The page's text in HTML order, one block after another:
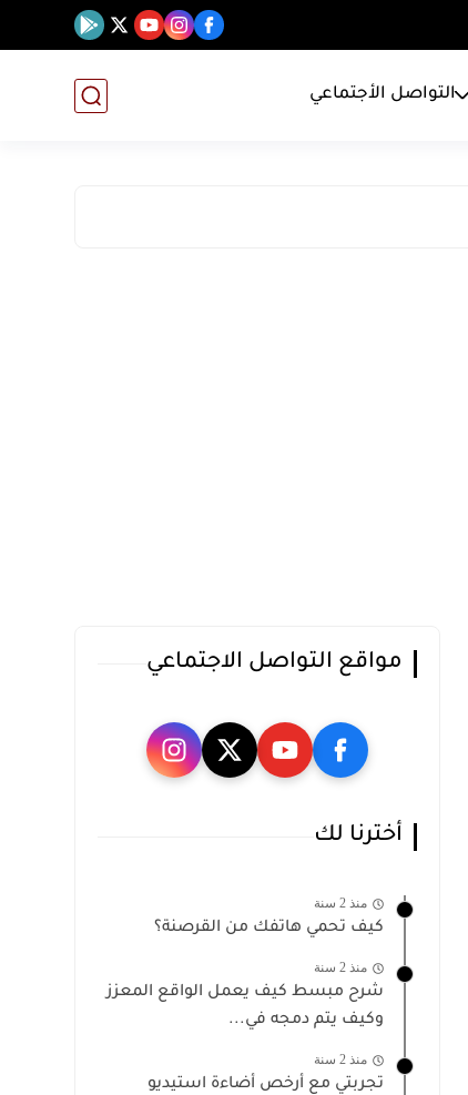
التواصل الأجتماعي
مواقع التواصل الاجتماعي
أخترنا لك
منذ 2 سنة
كيف تحمي هاتفك من القرصنة؟
منذ 2 سنة
شرح مبسط كيف يعمل الواقع المعزز
وكيف يتم دمجه في...
منذ 2 سنة
تجربتي مع أرخص أضاءة استيديو